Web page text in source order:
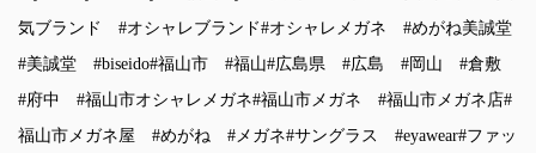
気ブランド
#オシャレブランド#オシャレメガネ
#めがね美誠堂
#美誠堂
#biseido#福山市 #福山#広島県 #広島 #岡山
#倉敷
#府中
#福山市オシャレメガネ#福山市メガネ #福山市メガネ店#
福山市メガネ屋
#めがね #メガネ#サングラス #eyawear#ファッ